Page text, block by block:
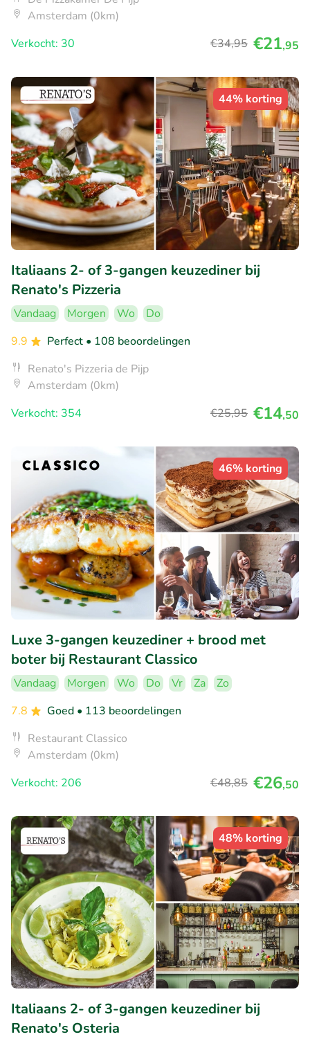
Amsterdam (0km)
Verkocht: 30
€34,95 €21,95
44% korting
Italiaans 2- of 3-gangen keuzediner bij
Renato's Pizzeria
Vandaag Morgen Wo
Do
9.9
Perfect • 108 beoordelingen
Renato's Pizzeria de Pijp
Amsterdam (0km)
Verkocht: 354
€25,95 €14,50
46% korting
Luxe 3-gangen keuzediner + brood met
boter bij Restaurant Classico
Vandaag Morgen Wo Do Vr Za
Zo
7.8
Goed • 113 beoordelingen
Restaurant Classico
Amsterdam (0km)
Verkocht: 206
€48,85 €26,50
48% korting
Italiaans 2- of 3-gangen keuzediner bij
Renato's Osteria